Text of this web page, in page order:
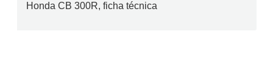
Honda CB 300R, ficha técnica